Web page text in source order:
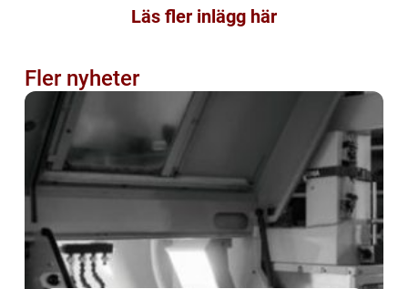
Läs fler inlägg här
Fler nyheter